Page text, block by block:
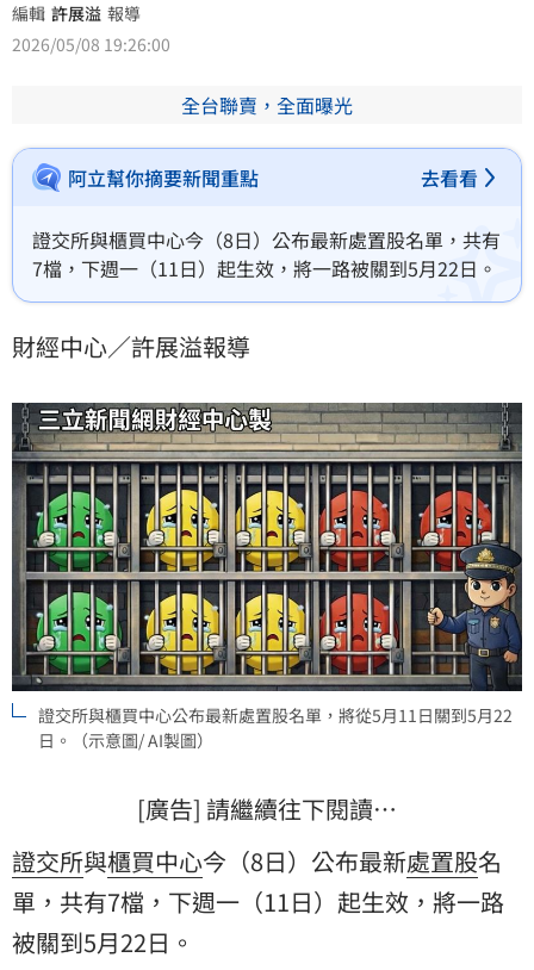
編輯 許展溢 報導
2026/05/08 19:26:00
全台聯賣，全面曝光
阿立幫你摘要新聞重點 去看看
證交所與櫃買中心今（8日）公布最新處置股名單，共有
7檔，下週一（11日）起生效，將一路被關到5月22日。
財經中心／許展溢報導
證交所與櫃買中心公布最新處置股名單，將從5月11日關到5月22
日。（示意圖/ AI製圖）
[廣告] 請繼續往下閱讀…
證交所與櫃買中心今（8日）公布最新處置股名
單，共有7檔，下週一（11日）起生效，將一路
被關到5月22日。